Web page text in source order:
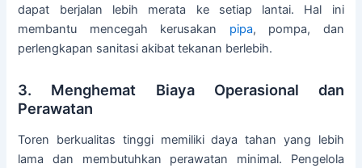
dapat berjalan lebih merata ke setiap lantai. Hal ini
membantu mencegah kerusakan pipa, pompa, dan
perlengkapan sanitasi akibat tekanan berlebih.
3. Menghemat Biaya Operasional dan
Perawatan
Toren berkualitas tinggi memiliki daya tahan yang lebih
lama dan membutuhkan perawatan minimal. Pengelola